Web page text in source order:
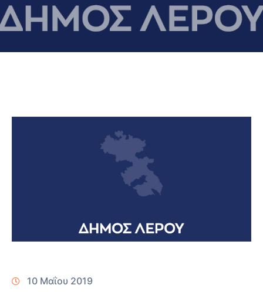
10 Μαΐου 2019